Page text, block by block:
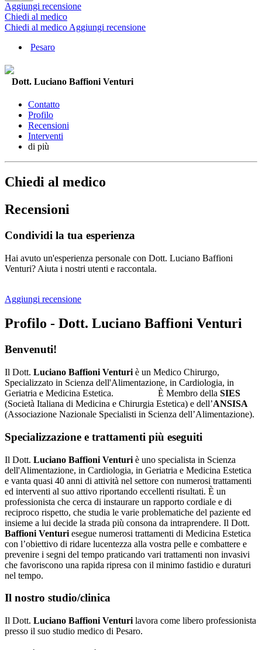
Aggiungi recensione
Chiedi al medico
Chiedi al medico Aggiungi recensione
Pesaro
Dott. Luciano Baffioni Venturi
Contatto
Profilo
Recensioni
Interventi
di più
Chiedi al medico
Recensioni
Condividi la tua esperienza
Hai avuto un'esperienza personale con Dott. Luciano Baffioni
Venturi? Aiuta i nostri utenti e raccontala.
Aggiungi recensione
Profilo - Dott. Luciano Baffioni Venturi
Benvenuti!
Il Dott. Luciano Baffioni Venturi è un Medico Chirurgo,
Specializzato in Scienza dell'Alimentazione, in Cardiologia, in
Geriatria e Medicina Estetica. È Membro della SIES
(Società Italiana di Medicina e Chirurgia Estetica) e dell’ANSISA
(Associazione Nazionale Specialisti in Scienza dell’Alimentazione).
Specializzazione e trattamenti più eseguiti
Il Dott. Luciano Baffioni Venturi è uno specialista in Scienza
dell'Alimentazione, in Cardiologia, in Geriatria e Medicina Estetica
e vanta quasi 40 anni di attività nel settore con numerosi trattamenti
ed interventi al suo attivo riportando eccellenti risultati. È un
professionista che cerca di instaurare un rapporto cordiale e di
reciproco rispetto, che studia le varie problematiche del paziente ed
insieme a lui decide la strada più consona da intraprendere. Il Dott.
Baffioni Venturi esegue numerosi trattamenti di Medicina Estetica
con l’obiettivo di ridare lucentezza alla vostra pelle e combattere e
prevenire i segni del tempo praticando vari trattamenti non invasivi
che favoriscono una rapida ripresa con il minimo fastidio e duraturi
nel tempo.
Il nostro studio/clinica
Il Dott. Luciano Baffioni Venturi lavora come libero professionista
presso il suo studio medico di Pesaro.